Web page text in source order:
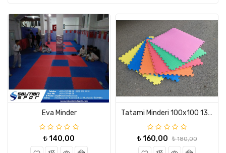
Güreş
Minderleri
Puf
Ve
Atlama
Minderleri
Bahçe
-
Jimnastik
Eva Minder
₺ 140,00
Tatami Minderi 100x100 13 Mm A Kalite (İstenilen Renkte Üretilir)
₺ 160,00 ₺ 180,00